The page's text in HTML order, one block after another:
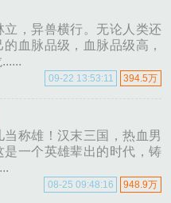
立，异兽横行。无论人类还
血脉品级，血脉品级高，
394.5万
09-22 13:53:11
称雄！汉末三国，热血男
是一个英雄辈出的时代，铸
948.9万
08-25 09:48:16